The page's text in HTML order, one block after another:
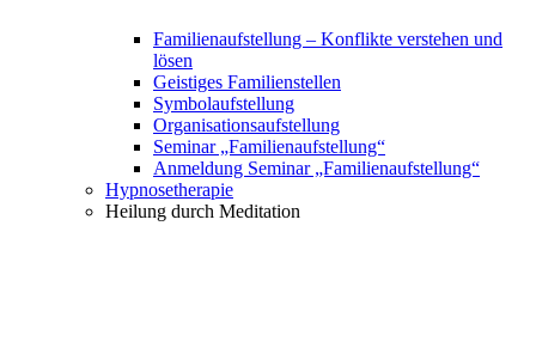
Familienaufstellung – Konflikte verstehen und
lösen
Geistiges Familienstellen
Symbolaufstellung
Organisationsaufstellung
Seminar „Familienaufstellung“
Anmeldung Seminar „Familienaufstellung“
Hypnosetherapie
Heilung durch Meditation